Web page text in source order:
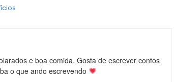
e boa comida. Gosta de escrever contos
o que ando escrevendo